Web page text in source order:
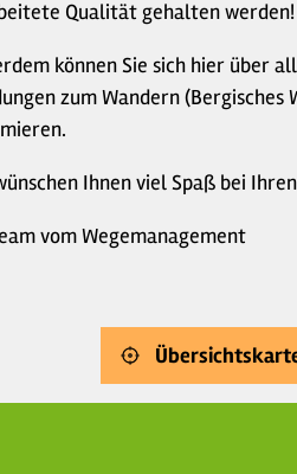
Qualität gehalten werden!
können Sie sich hier über
zum Wandern (Bergisches
Ihnen viel Spaß bei
vom Wegemanagement